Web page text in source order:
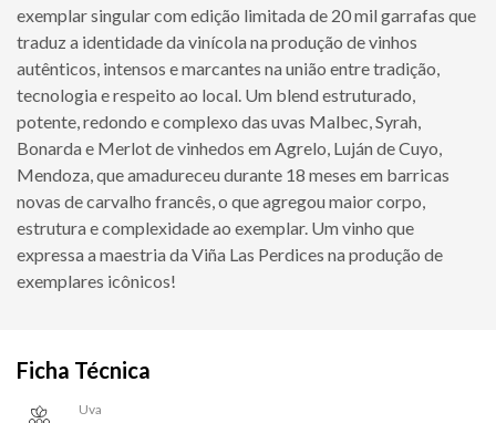
exemplar singular com edição limitada de 20 mil garrafas que
traduz a identidade da vinícola na produção de vinhos
autênticos, intensos e marcantes na união entre tradição,
tecnologia e respeito ao local. Um blend estruturado,
potente, redondo e complexo das uvas Malbec, Syrah,
Bonarda e Merlot de vinhedos em Agrelo, Luján de Cuyo,
Mendoza, que amadureceu durante 18 meses em barricas
novas de carvalho francês, o que agregou maior corpo,
estrutura e complexidade ao exemplar. Um vinho que
expressa a maestria da Viña Las Perdices na produção de
exemplares icônicos!
Ficha Técnica
Uva